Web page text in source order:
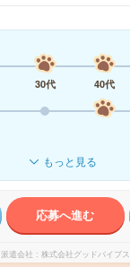
30代 40代
もっと見る
応募へ進む
派遣会社 株式会社グッドバイブス